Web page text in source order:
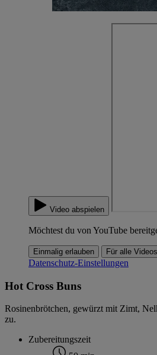
Video abspielen
Möchtest du von YouTube
Einmalig erlauben Für alle
Datenschutz-Einstellungen
Hot Cross Buns
Rosinenbrötchen, gewürzt mit Zimt,
zu.
Zubereitungszeit